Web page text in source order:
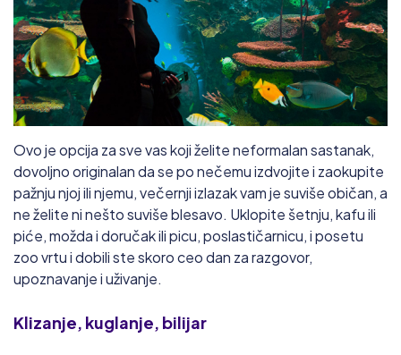
Ovo je opcija za sve vas koji želite neformalan sastanak,
dovoljno originalan da se po nečemu izdvojite i zaokupite
pažnju njoj ili njemu, večernji izlazak vam je suviše običan, a
ne želite ni nešto suviše blesavo. Uklopite šetnju, kafu ili
piće, možda i doručak ili picu, poslastičarnicu, i posetu
zoo vrtu i dobili ste skoro ceo dan za razgovor,
upoznavanje i uživanje.
Klizanje, kuglanje, bilijar